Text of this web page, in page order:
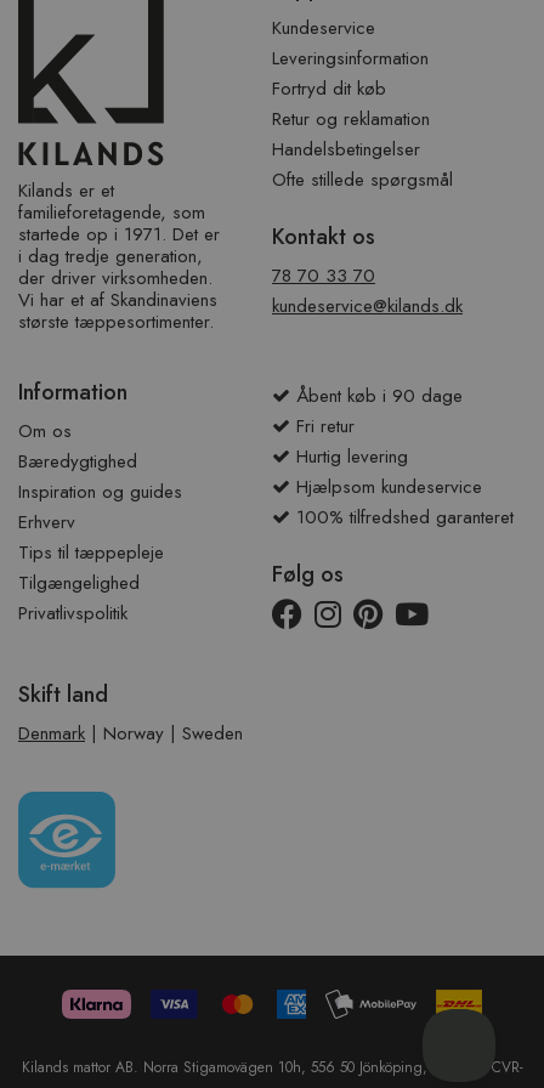
Kilands er et
familieforetagende, som
startede op i 1971. Det er
i dag tredje generation,
der driver virksomheden.
Vi har et af ​​Skandinaviens
største tæppesortimenter.
Kundeservice
Leveringsinformation
Fortryd dit køb
Retur og reklamation
Handelsbetingelser
Ofte stillede spørgsmål
Kontakt os
78 70 33 70
kundeservice@kilands.dk
Information
Om os
Bæredygtighed
Inspiration og guides
Erhverv
Tips til tæppepleje
Tilgængelighed
Privatlivspolitik
Åbent køb i 90 dage
Fri retur
Hurtig levering
Hjælpsom kundeservice
100% tilfredshed garanteret
Følg os
Skift land
Denmark | Norway | Sweden
Kilands mattor AB. Norra Stigamovägen 10h, 556 50 Jönköping, Sweden. CVR-